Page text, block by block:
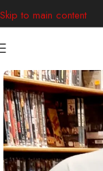
Skip to main content